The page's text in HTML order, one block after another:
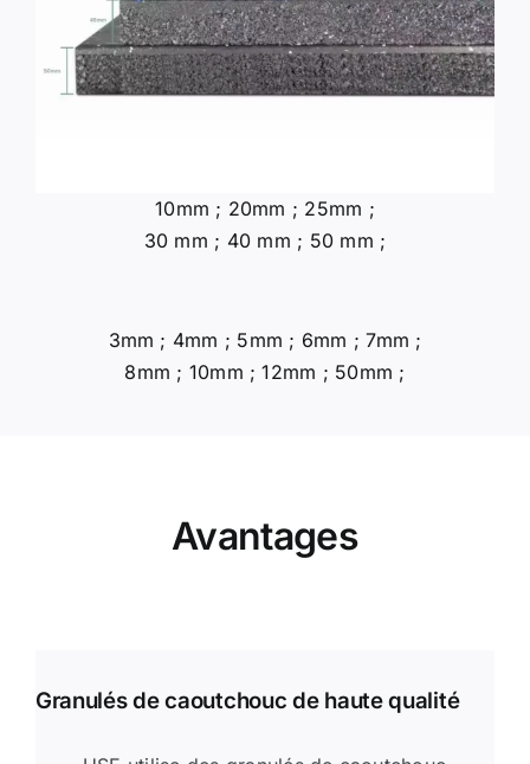
10mm ; 20mm ; 25mm ;
30 mm ; 40 mm ; 50 mm ;
3mm ; 4mm ; 5mm ; 6mm ; 7mm ;
8mm ; 10mm ; 12mm ; 50mm ;
Avantages
Granulés de caoutchouc de haute qualité